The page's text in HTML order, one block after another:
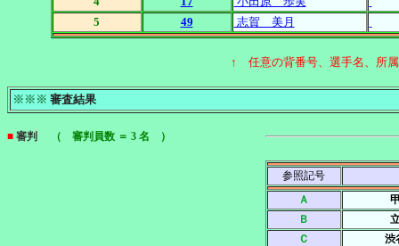
5
49 志賀 美月
↑ 任意の背番号、選手名、所
※※※ 審査結果
■ 審判 （ 審判員数 ＝ 3 名 ）
参照記号
Ａ
Ｂ
Ｃ
渋